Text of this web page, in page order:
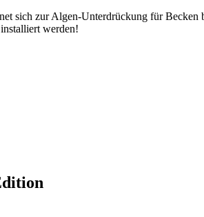
sich zur Algen-Unterdrückung für Becken
werden!